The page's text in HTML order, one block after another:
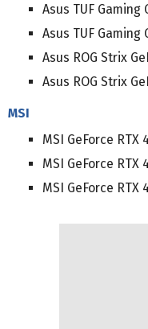
Asus TUF Gaming
Asus TUF Gaming
Asus ROG Strix
Asus ROG Strix
MSI
MSI GeForce RTX
MSI GeForce RTX
MSI GeForce RTX